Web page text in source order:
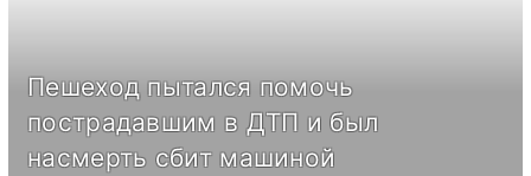
Пешеход пытался помочь
пострадавшим в ДТП и был
насмерть сбит машиной